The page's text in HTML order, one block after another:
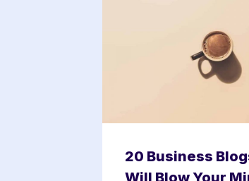
20 Business